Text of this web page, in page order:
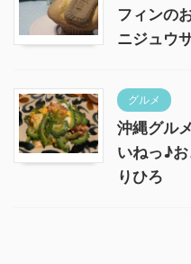
フィンの
ニジュウ
グルメ
沖縄グル
いねっ♪
りひろ